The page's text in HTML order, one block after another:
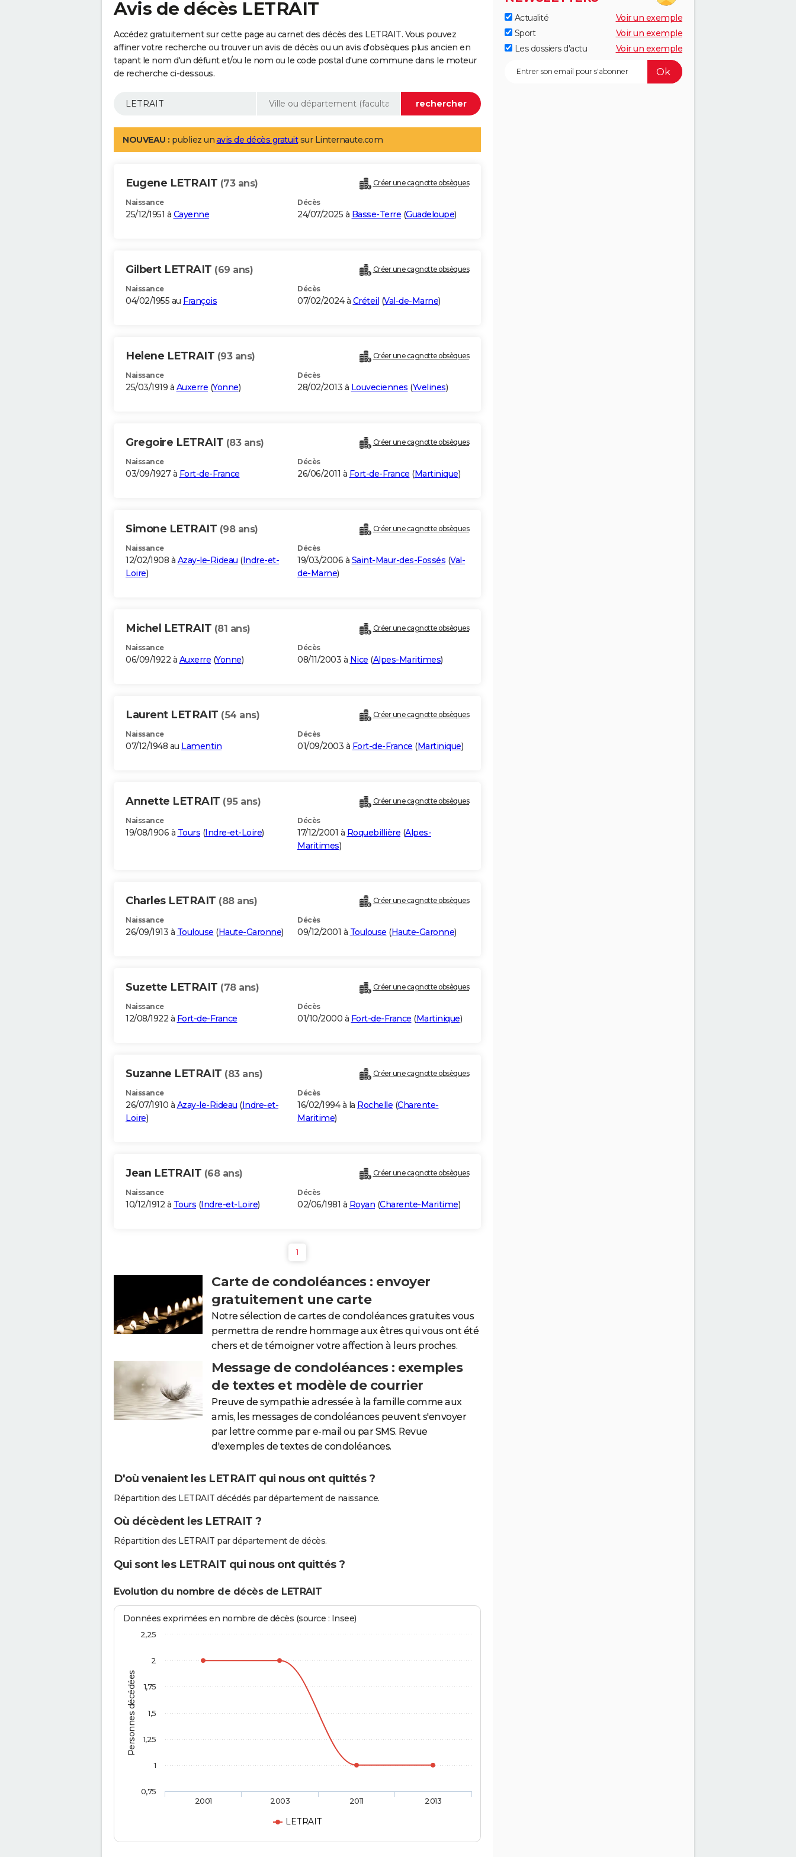
Avis de décès LETRAIT
Accédez gratuitement sur cette page au carnet des décès des LETRAIT. Vous pouvez
affiner votre recherche ou trouver un avis de décès ou un avis d'obsèques plus ancien en
tapant le nom d'un défunt et/ou le nom ou le code postal d'une commune dans le moteur
de recherche ci-dessous.
NOUVEAU : publiez un avis de décès gratuitsur Linternaute.com
Eugene LETRAIT (73 ans) Créer une cagnotte obsèques
Naissance
25/12/1951 à Cayenne
Décès
24/07/2025 à Basse-Terre (Guadeloupe)
Gilbert LETRAIT (69 ans) Créer une cagnotte obsèques
Naissance
04/02/1955 au François
Décès
07/02/2024 à Créteil (Val-de-Marne)
Helene LETRAIT (93 ans) Créer une cagnotte obsèques
Naissance
25/03/1919 à Auxerre (Yonne)
Décès
28/02/2013 à Louveciennes (Yvelines)
Gregoire LETRAIT (83 ans) Créer une cagnotte obsèques
Naissance
03/09/1927 à Fort-de-France
Décès
26/06/2011 à Fort-de-France (Martinique)
Simone LETRAIT (98 ans) Créer une cagnotte obsèques
Naissance
12/02/1908 à Azay-le-Rideau (Indre-et-
Loire)
Décès
19/03/2006 à Saint-Maur-des-Fossés (Val-
de-Marne)
Michel LETRAIT (81 ans) Créer une cagnotte obsèques
Naissance
06/09/1922 à Auxerre (Yonne)
Décès
08/11/2003 à Nice (Alpes-Maritimes)
Laurent LETRAIT (54 ans) Créer une cagnotte obsèques
Naissance
07/12/1948 au Lamentin
Décès
01/09/2003 à Fort-de-France (Martinique)
Annette LETRAIT (95 ans) Créer une cagnotte obsèques
Naissance
19/08/1906 à Tours (Indre-et-Loire)
Décès
17/12/2001 à Roquebillière (Alpes-
Maritimes)
Charles LETRAIT (88 ans) Créer une cagnotte obsèques
Naissance
26/09/1913 à Toulouse (Haute-Garonne)
Décès
09/12/2001 à Toulouse (Haute-Garonne)
Suzette LETRAIT (78 ans) Créer une cagnotte obsèques
Naissance
12/08/1922 à Fort-de-France
Décès
01/10/2000 à Fort-de-France (Martinique)
Suzanne LETRAIT (83 ans) Créer une cagnotte obsèques
Naissance
26/07/1910 à Azay-le-Rideau (Indre-et-
Loire)
Décès
16/02/1994 à la Rochelle (Charente-
Maritime)
Jean LETRAIT (68 ans) Créer une cagnotte obsèques
Naissance
10/12/1912 à Tours (Indre-et-Loire)
Décès
02/06/1981 à Royan (Charente-Maritime)
1
Carte de condoléances : envoyer
gratuitement une carte
Notre sélection de cartes de condoléances gratuites vous
permettra de rendre hommage aux êtres qui vous ont été
chers et de témoigner votre affection à leurs proches.
Message de condoléances : exemples
de textes et modèle de courrier
Preuve de sympathie adressée à la famille comme aux
amis, les messages de condoléances peuvent s'envoyer
par lettre comme par e-mail ou par SMS. Revue
d'exemples de textes de condoléances.
D'où venaient les LETRAIT qui nous ont quittés ?
Répartition des LETRAIT décédés par département de naissance.
Où décèdent les LETRAIT ?
Répartition des LETRAIT par département de décès.
Qui sont les LETRAIT qui nous ont quittés ?
Evolution du nombre de décès de LETRAIT
Personnes décédées
Données exprimées en nombre de décès (source : Insee)
LETRAIT
2001 2003 2011 2013
0,75
1
1,25
1,5
1,75
2
2,25
Actualité
Voir un exemple
Sport
Voir un exemple
Les dossiers d'actu
Voir un exemple